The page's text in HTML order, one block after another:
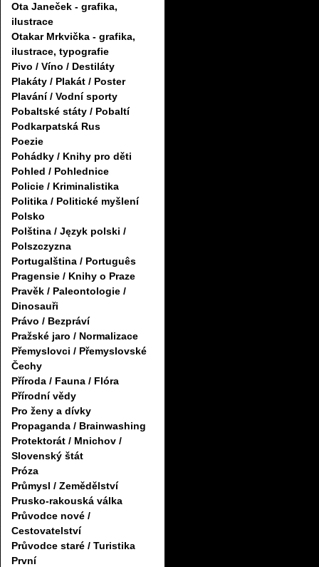
Ota Janeček - grafika,
ilustrace
Otakar Mrkvička - grafika,
ilustrace, typografie
Pivo / Víno / Destiláty
Plakáty / Plakát / Poster
Plavání / Vodní sporty
Pobaltské státy / Pobaltí
Podkarpatská Rus
Poezie
Pohádky / Knihy pro děti
Pohled / Pohlednice
Policie / Kriminalistika
Politika / Politické myšlení
Polsko
Polština / Język polski /
Polszczyzna
Portugalština / Português
Pragensie / Knihy o Praze
Pravěk / Paleontologie /
Dinosauři
Právo / Bezpráví
Pražské jaro / Normalizace
Přemyslovci / Přemyslovské
Čechy
Příroda / Fauna / Flóra
Přírodní vědy
Pro ženy a dívky
Propaganda / Brainwashing
Protektorát / Mnichov /
Slovenský štát
Próza
Průmysl / Zemědělství
Prusko-rakouská válka
Průvodce nové /
Cestovatelství
Průvodce staré / Turistika
První